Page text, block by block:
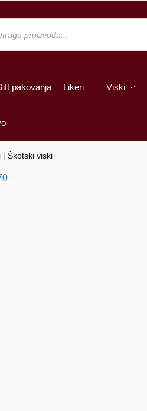
pakovanja Likeri Viski
|Škotski viski